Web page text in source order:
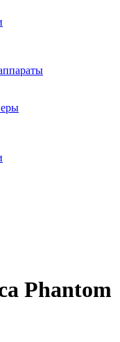
Phantom